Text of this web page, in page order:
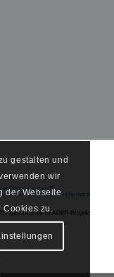
gestalten und
wir
der Webseite
Cookies zu.